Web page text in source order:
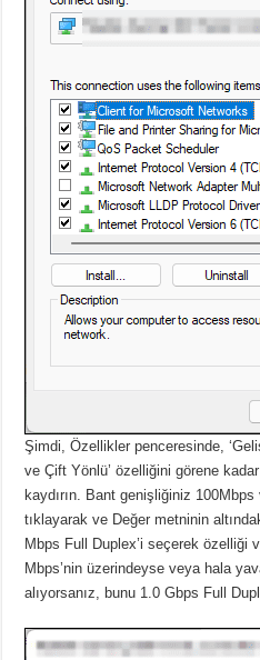
Şimdi, Özellikler penceresinde,
ve Çift Yönlü’ özelliğini görene
kaydırın.
Bant genişliğiniz
tıklayarak ve Değer metninin
Mbps Full Duplex’i seçerek özelliği
Mbps’nin üzerindeyse veya hala
alıyorsanız, bunu 1.0 Gbps Full